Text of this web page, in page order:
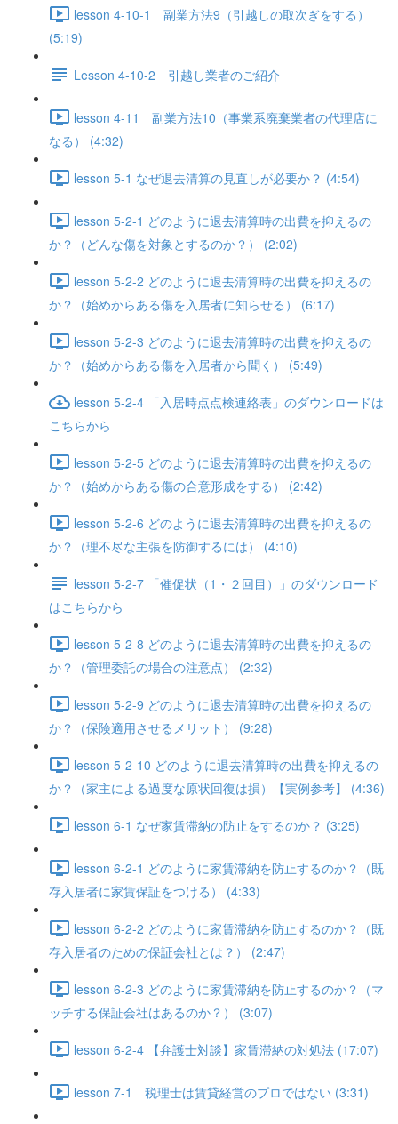
lesson 4-10-1 副業方法9（引越しの取次ぎをする）
(5:19)
Lesson 4-10-2 引越し業者のご紹介
lesson 4-11 副業方法10（事業系廃棄業者の代理店に
なる） (4:32)
lesson 5-1 なぜ退去清算の見直しが必要か？ (4:54)
lesson 5-2-1 どのように退去清算時の出費を抑えるの
か？（どんな傷を対象とするのか？） (2:02)
lesson 5-2-2 どのように退去清算時の出費を抑えるの
か？（始めからある傷を入居者に知らせる） (6:17)
lesson 5-2-3 どのように退去清算時の出費を抑えるの
か？（始めからある傷を入居者から聞く） (5:49)
lesson 5-2-4 「入居時点点検連絡表」のダウンロードは
こちらから
lesson 5-2-5 どのように退去清算時の出費を抑えるの
か？（始めからある傷の合意形成をする） (2:42)
lesson 5-2-6 どのように退去清算時の出費を抑えるの
か？（理不尽な主張を防御するには） (4:10)
lesson 5-2-7 「催促状（1・２回目）」のダウンロード
はこちらから
lesson 5-2-8 どのように退去清算時の出費を抑えるの
か？（管理委託の場合の注意点） (2:32)
lesson 5-2-9 どのように退去清算時の出費を抑えるの
か？（保険適用させるメリット） (9:28)
lesson 5-2-10 どのように退去清算時の出費を抑えるの
か？（家主による過度な原状回復は損）【実例参考】 (4:36)
lesson 6-1 なぜ家賃滞納の防止をするのか？ (3:25)
lesson 6-2-1 どのように家賃滞納を防止するのか？（既
存入居者に家賃保証をつける） (4:33)
lesson 6-2-2 どのように家賃滞納を防止するのか？（既
存入居者のための保証会社とは？） (2:47)
lesson 6-2-3 どのように家賃滞納を防止するのか？（マ
ッチする保証会社はあるのか？） (3:07)
lesson 6-2-4 【弁護士対談】家賃滞納の対処法 (17:07)
lesson 7-1 税理士は賃貸経営のプロではない (3:31)